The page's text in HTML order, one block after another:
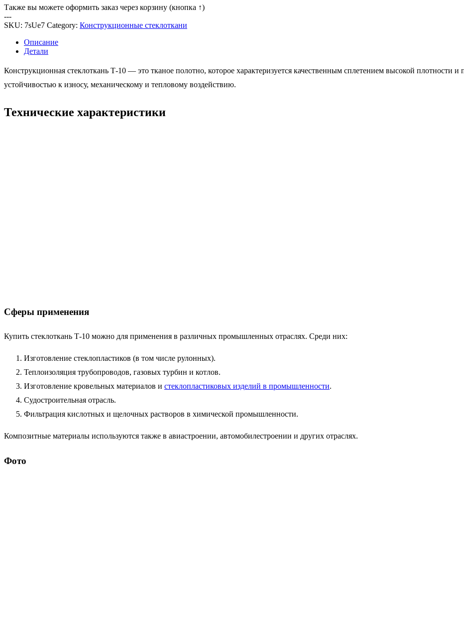
Также вы можете оформить заказ через корзину (кнопка ↑)
---
SKU: 7sUe7 Category: Конструкционные стеклоткани
Описание
Детали
Конструкционная стеклоткань Т-10 — это тканое полотно, которое характеризуется качественным сплетением высокой плотности
устойчивостью к износу, механическому и тепловому воздействию.
Технические характеристики
Сферы применения
Купить стеклоткань Т-10 можно для применения в различных промышленных отраслях. Среди них:
Изготовление стеклопластиков (в том числе рулонных).
Теплоизоляция трубопроводов, газовых турбин и котлов.
Изготовление кровельных материалов и стеклопластиковых изделий в промышленности.
Судостроительная отрасль.
Фильтрация кислотных и щелочных растворов в химической промышленности.
Композитные материалы используются также в авиастроении, автомобилестроении и других отраслях.
Фото